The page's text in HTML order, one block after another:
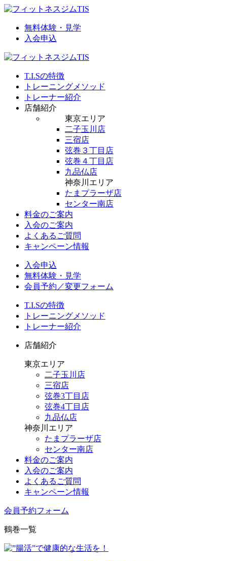
無料体験・見学
入会申込
T.I.Sの特徴
トレーニングメソッド
トレーナー紹介
店舗紹介
東京エリア
二子玉川店
三宿店
弦巻３丁目店
弦巻４丁目店
九品仏店
神奈川エリア
たまプラーザ店
センター南店
料金のご案内
入会のご案内
よくあるご質問
キャンペーン情報
入会申込
無料体験・見学
会員予約／変更フォーム
T.I.Sの特徴
トレーニングメソッド
トレーナー紹介
店舗紹介
東京エリア
二子玉川店
三宿店
弦巻3丁目店
弦巻4丁目店
九品仏店
神奈川エリア
たまプラーザ店
センター南店
料金のご案内
入会のご案内
よくあるご質問
キャンペーン情報
会員予約フォーム
鶴巻一覧